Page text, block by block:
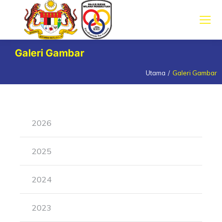
Galeri Gambar
Utama Galeri Gambar
2026
2025
2024
2023